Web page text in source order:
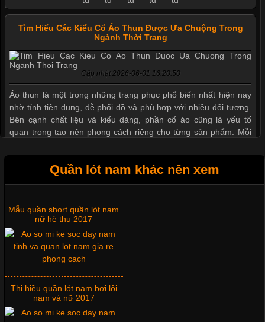
Tìm Hiểu Các Kiểu Cổ Áo Thun Được Ưa Chuộng Trong
Ngành Thời Trang
Cập nhật 2026-06-01 16:20:50
Áo thun là một trong những trang phục phổ biến nhất hiện nay
nhờ tính tiện dụng, dễ phối đồ và phù hợp với nhiều đối tượng.
Bên cạnh chất liệu và kiểu dáng, phần cổ áo cũng là yếu tố
quan trọng tạo nên phong cách riêng cho từng sản phẩm. Mỗi
Những Mẫu Áo Thun Đồng Phục Công Ty Được Ưa
Cập nhật 2026-06-01 14:23:34
Trong môi trường kinh doanh hiện đại, việc xây dựng hình ảnh
chuyên nghiệp đóng vai trò quan trọng đối với sự phát triển của
doanh nghiệp. Một trong những giải pháp hiệu quả được nhiều
đơn vị lựa chọn hiện nay là sử dụng áo thun đồng phục công ty.
Quần lót nam khác nên xem
Mẫu quần short quần lót nam
nữ hè thu 2017
Thị hiều quần lót nam bơi lội
nam và nữ 2017